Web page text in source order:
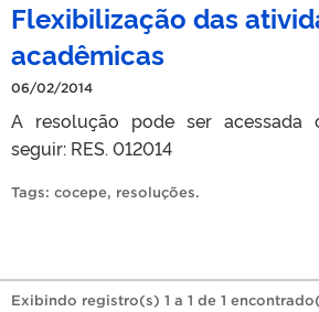
Flexibilização das
acadêmicas
06/02/2014
A resolução pode ser
seguir: RES. 012014
Tags: cocepe, resoluções.
Exibindo registro(s) 1 a 1 de 1